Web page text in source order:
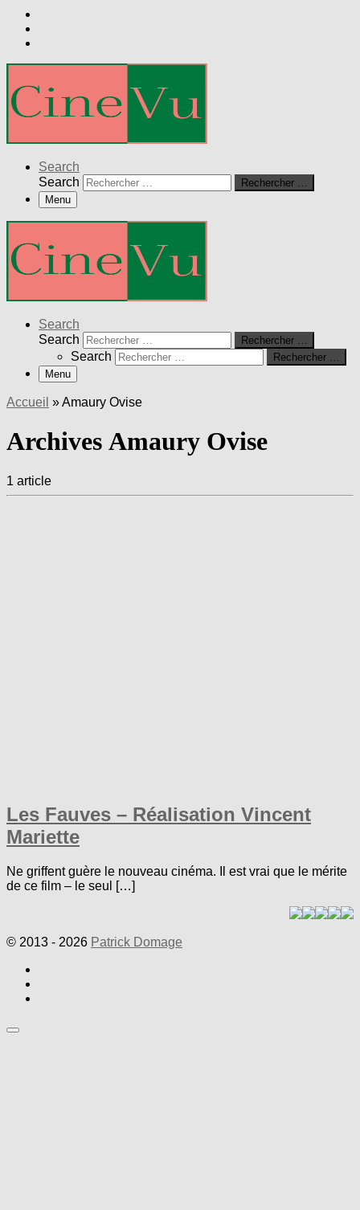
Search
Search
Rechercher …
Menu
Search
Search
Rechercher …
Search
Rechercher …
Menu
Accueil »Amaury Ovise
Archives Amaury Ovise
1 article
Les Fauves – Réalisation Vincent
Mariette
Ne griffent guère le nouveau cinéma. Il est vrai que le mérite
de ce film – le seul […]
© 2013 - 2026 Patrick Domage